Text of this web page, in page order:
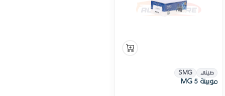
صيني SMG
موبينة MG 5